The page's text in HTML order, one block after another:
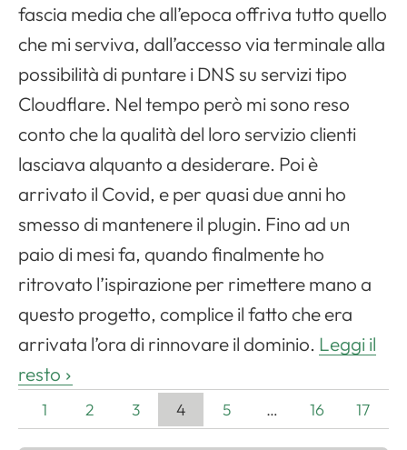
fascia media che all’epoca offriva tutto quello
che mi serviva, dall’accesso via terminale alla
possibilità di puntare i DNS su servizi tipo
Cloudflare. Nel tempo però mi sono reso
conto che la qualità del loro servizio clienti
lasciava alquanto a desiderare. Poi è
arrivato il Covid, e per quasi due anni ho
smesso di mantenere il plugin. Fino ad un
paio di mesi fa, quando finalmente ho
ritrovato l’ispirazione per rimettere mano a
questo progetto, complice il fatto che era
arrivata l’ora di rinnovare il dominio. Leggi il
resto
1 2 3 4 5 … 16 17